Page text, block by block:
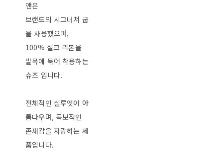
앤은
브랜드의 시그너쳐 굽
을 사용했으며,
100% 실크 리본을
발목에 묶어 착용하는
슈즈 입니다.
전체적인 실루엣이 아
름다우며, 독보적인
존재감을 자랑하는 제
품입니다.